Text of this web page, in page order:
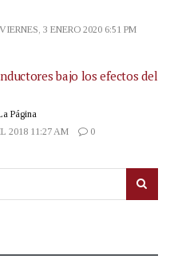
3 ENERO 2020 6:51 PM
bajo los efectos del
Página
2018 11:27 AM
0